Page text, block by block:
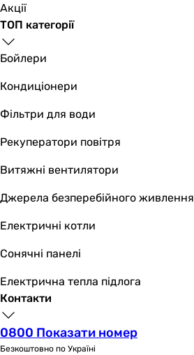
глянцева
глянцева
глянцева
глянцева
глянцева
глянцева
глянцева
глянцева
Монтаж
настінний, прихований
настінний, прихований
настінний, прихований
настінний, прихований
настінний, прихований
настінний, прихований
настінний
Акції
ТОП категорії
Бойлери
Кондиціонери
Фільтри для води
Рекуператори повітря
Витяжні вентилятори
Джерела безперебійного живлення
Електричні котли
Сонячні панелі
Електрична тепла підлога
Контакти
0800 Показати номер
Безкоштовно по Україні